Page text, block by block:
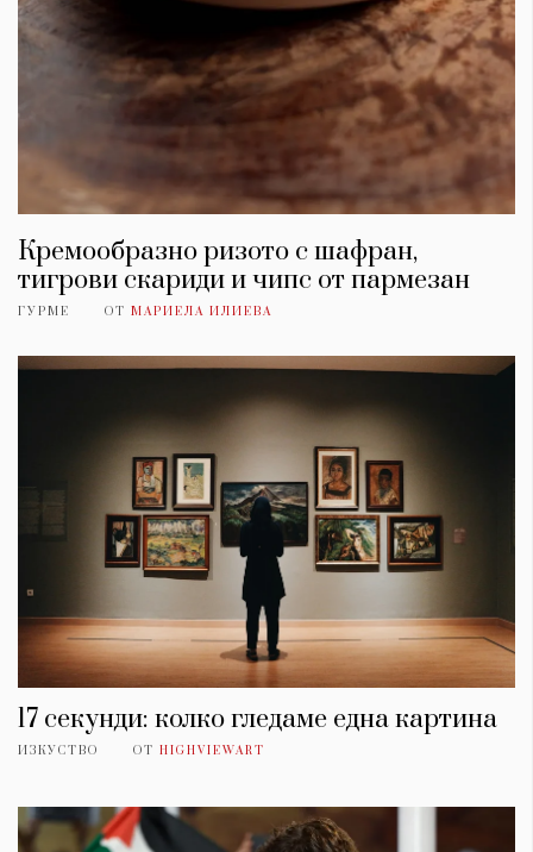
Кремообразно ризото с шафран,
тигрови скариди и чипс от пармезан
ГУРМЕ ОТ МАРИЕЛА ИЛИЕВА
17 секунди: колко гледаме една картина
ИЗКУСТВО ОТ HIGHVIEWART